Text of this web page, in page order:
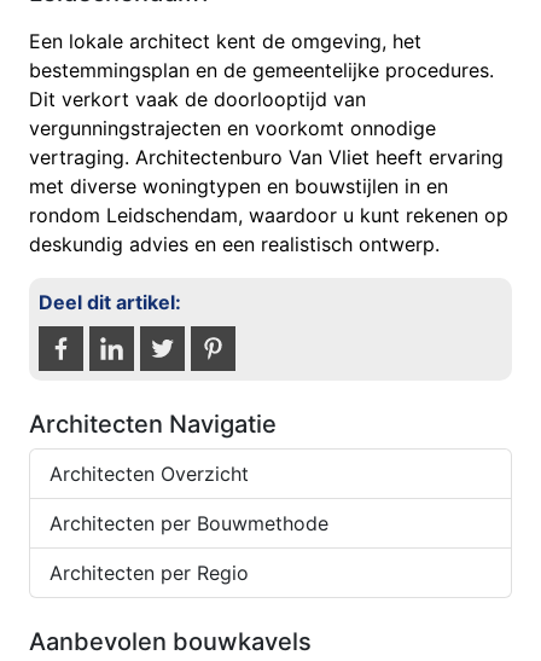
Een lokale architect kent de omgeving, het
bestemmingsplan en de gemeentelijke procedures.
Dit verkort vaak de doorlooptijd van
vergunningstrajecten en voorkomt onnodige
vertraging. Architectenburo Van Vliet heeft ervaring
met diverse woningtypen en bouwstijlen in en
rondom Leidschendam, waardoor u kunt rekenen op
deskundig advies en een realistisch ontwerp.
Deel dit artikel:
Architecten Navigatie
Architecten Overzicht
Architecten per Bouwmethode
Architecten per Regio
Aanbevolen bouwkavels